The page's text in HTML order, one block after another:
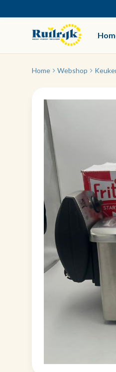
Home Webshop